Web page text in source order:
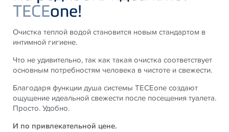
TECEone!
Очистка теплой водой становится новым стандартом в
интимной гигиене.
Что не удивительно, так как такая очистка соответствует
основным потребностям человека в чистоте и свежести.
Благодаря функции душа системы TECEone создают
ощущение идеальной свежести после посещения туалета.
Просто. Удобно.
И по привлекательной цене.